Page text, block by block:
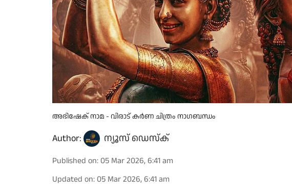
അഭിഷേക് നാമ - വിരാട് കർണ ചിത്രം നാഗബന്ധം
Author: ന്യൂസ് ഡെസ്ക്
Published on: 05 Mar 2026, 6:41 am
Updated on: 05 Mar 2026, 6:41 am